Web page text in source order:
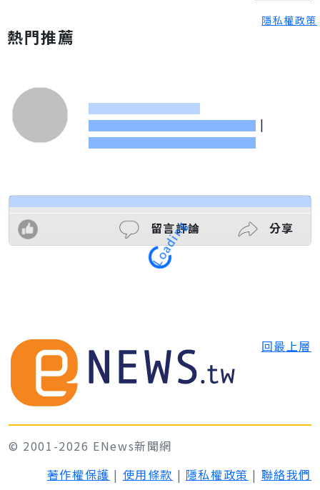
隱私權政策
熱門推薦
|
留言評論 分享
Loading
回最上層
© 2001-2026 ENews新聞網
著作權保護 | 使用條款 | 隱私權政策 | 聯絡我們